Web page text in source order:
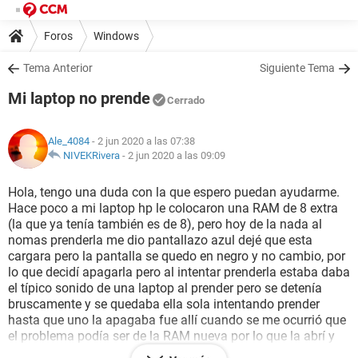
Foros Windows
Tema Anterior Siguiente Tema
Mi laptop no prende Cerrado
Ale_4084 - 2 jun 2020 a las 07:38
NIVEKRivera - 2 jun 2020 a las 09:09
Hola, tengo una duda con la que espero puedan ayudarme.
Hace poco a mi laptop hp le colocaron una RAM de 8 extra
(la que ya tenía también es de 8), pero hoy de la nada al
nomas prenderla me dio pantallazo azul dejé que esta
cargara pero la pantalla se quedo en negro y no cambio, por
lo que decidí apagarla pero al intentar prenderla estaba daba
el típico sonido de una laptop al prender pero se detenía
bruscamente y se quedaba ella sola intentando prender
hasta que uno la apagaba fue allí cuando se me ocurrió que
el problema podía ser de la RAM nueva por lo que la abrí y
quite la RAM, con esto mi laptop prendió pero la pantalla se